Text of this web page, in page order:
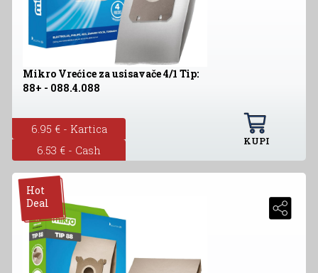
Mikro Vrećice za usisavače 4/1 Tip:
88+ - 088.4.088
6.95 € - Kartica
6.53 € - Cash
KUPI
Hot
Deal